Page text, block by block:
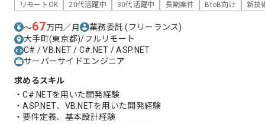
リモートOK 20代活躍中 30代活躍中 長期案件 BtoB向け 新技
〜67万円／月 業務委託(フリーランス)
大手町(東京都)/フルリモート
C# / VB.NET / C#.NET / ASP.NET
サーバーサイドエンジニア
求めるスキル
・C#.NETを用いた開発経験
・ASP.NET、VB.NETを用いた開発経験
・要件定義、基本設計経験